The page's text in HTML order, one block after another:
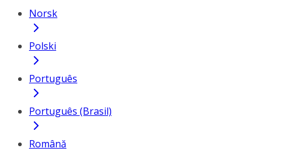
Norsk
Polski
Português
Português (Brasil)
Română